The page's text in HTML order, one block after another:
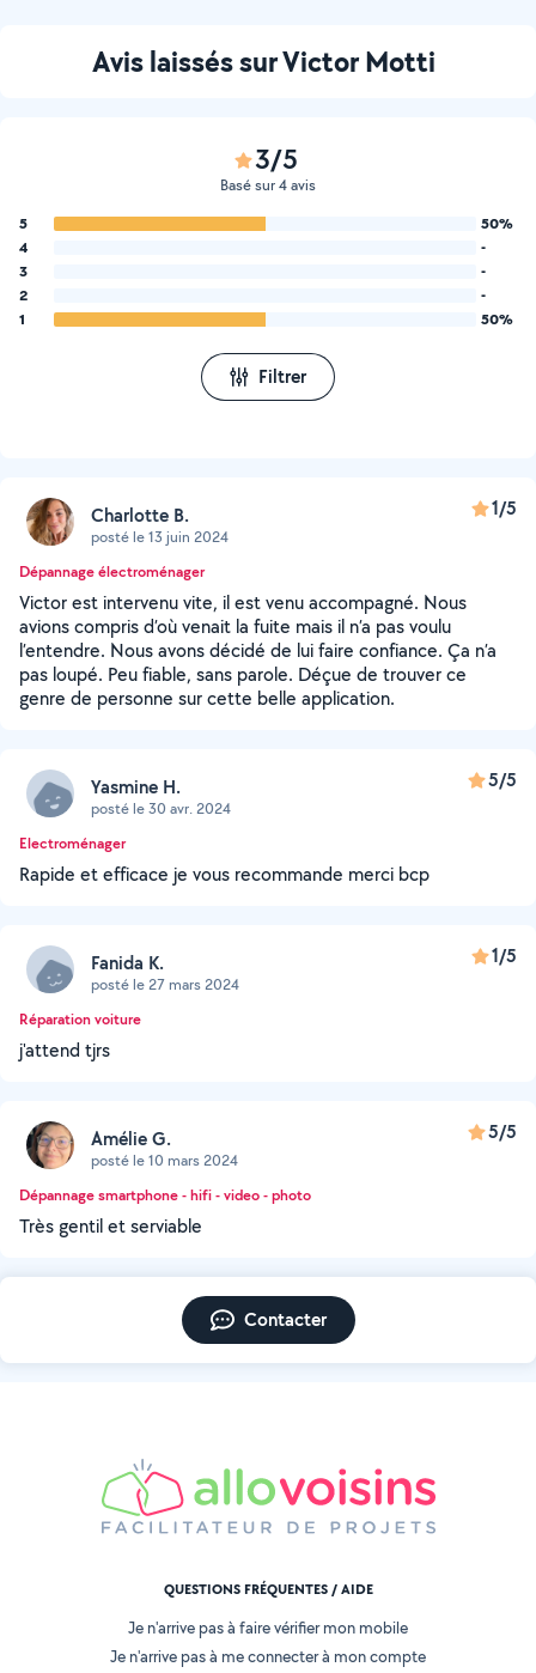
Avis laissés sur Victor Motti
3/5
Basé sur 4 avis
5
50%
4
-
3
-
2
-
1
50%
Filtrer
Charlotte B.
posté le 13 juin 2024
1/5
Dépannage électroménager
Victor est intervenu vite, il est venu accompagné. Nous
avions compris d’où venait la fuite mais il n’a pas voulu
l’entendre. Nous avons décidé de lui faire confiance. Ça n’a
pas loupé. Peu fiable, sans parole. Déçue de trouver ce
genre de personne sur cette belle application.
Yasmine H.
posté le 30 avr. 2024
5/5
Electroménager
Rapide et efficace je vous recommande merci bcp
Fanida K.
posté le 27 mars 2024
1/5
Réparation voiture
j'attend tjrs
Amélie G.
posté le 10 mars 2024
5/5
Dépannage smartphone - hifi - video - photo
Très gentil et serviable
Contacter
QUESTIONS FRÉQUENTES / AIDE
Je n'arrive pas à faire vérifier mon mobile
Je n'arrive pas à me connecter à mon compte